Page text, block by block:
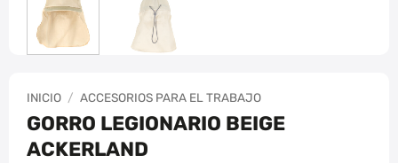
INICIO / ACCESORIOS PARA EL TRABAJO
GORRO LEGIONARIO BEIGE
ACKERLAND